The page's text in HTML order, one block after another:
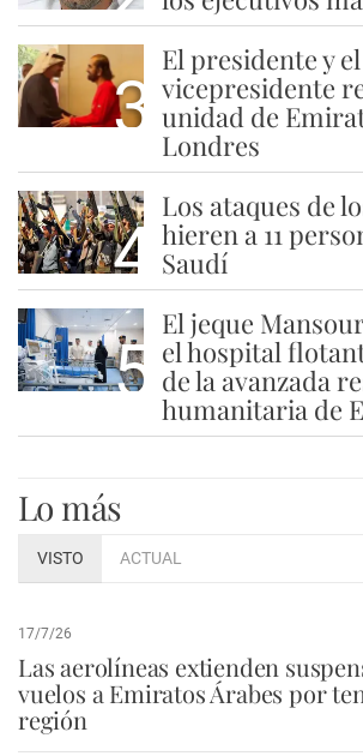
3
El presidente y el
vicepresidente
unidad de
Londres
4
Los ataques de
hieren a 11
Saudí
5
El jeque
el hospital
de la avanzada
humanitaria de
Lo más
VISTO ACTUAL
17/7/26
Las aerolíneas extienden
vuelos a Emiratos Árabes por
región